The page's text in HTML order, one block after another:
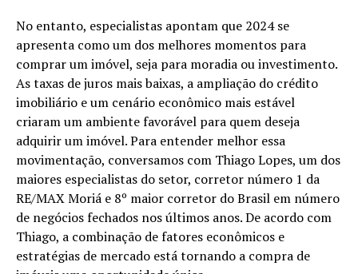
No entanto, especialistas apontam que 2024 se
apresenta como um dos melhores momentos para
comprar um imóvel, seja para moradia ou investimento.
As taxas de juros mais baixas, a ampliação do crédito
imobiliário e um cenário econômico mais estável
criaram um ambiente favorável para quem deseja
adquirir um imóvel. Para entender melhor essa
movimentação, conversamos com Thiago Lopes, um dos
maiores especialistas do setor, corretor número 1 da
RE/MAX Moriá e 8º maior corretor do Brasil em número
de negócios fechados nos últimos anos. De acordo com
Thiago, a combinação de fatores econômicos e
estratégias de mercado está tornando a compra de